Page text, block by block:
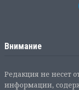
Внимание
Редакция не несет
информации,